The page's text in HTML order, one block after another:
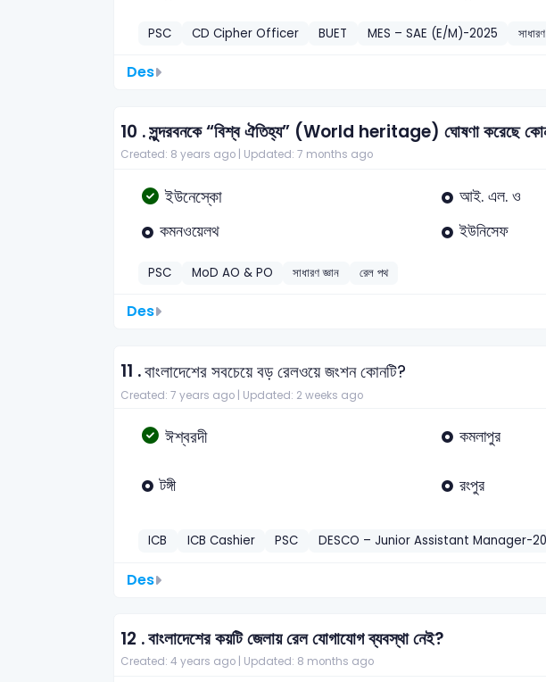
PSC CD Cipher Officer BUET MES – SAE (E/M)-2025
Des
10 .সুন্দরবনকে “বিশ্ব ঐতিহ্য” (World heritage) ঘোষণা করেছে
Created: 8 years ago | Updated: 7 months ago
ইউনেস্কো
আই. এল. ও
কমনওয়েলথ
ইউনিসেফ
PSC MoD AO & PO সাধারণ জ্ঞান রেল পথ
Des
11 .বাংলাদেশের সবচেয়ে বড় রেলওয়ে জংশন কোনটি?
Created: 7 years ago | Updated: 2 weeks ago
ঈশ্বরদী কমলাপুর
টঙ্গী রংপুর
ICB ICB Cashier PSC DESCO – Junior Assistant Manager-
Des
12 .বাংলাদেশের কয়টি জেলায় রেল যোগাযোগ ব্যবস্থা নেই?
Created: 4 years ago | Updated: 8 months ago